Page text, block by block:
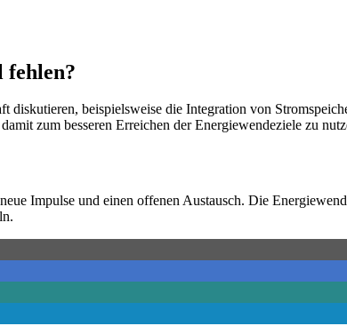
fehlen?
beispielsweise die Integration von
zum besseren Erreichen der Energiewendeziele zu
Impulse und einen offenen Austausch. Die